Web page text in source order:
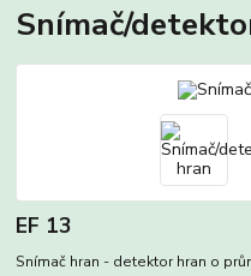
Snímač/
EF 13
Snímač hran - detektor hran o